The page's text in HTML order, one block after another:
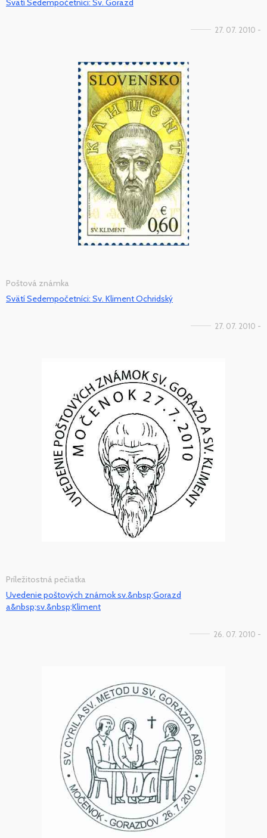
Svätí Sedempočetníci: Sv. Gorazd
27. 07. 2010 -
Poštová známka
Svätí Sedempočetníci: Sv. Kliment Ochridský
27. 07. 2010 -
Príležitostná pečiatka
Uvedenie poštových známok sv.&nbsp;Gorazd
a&nbsp;sv.&nbsp;Kliment
26. 07. 2010 -